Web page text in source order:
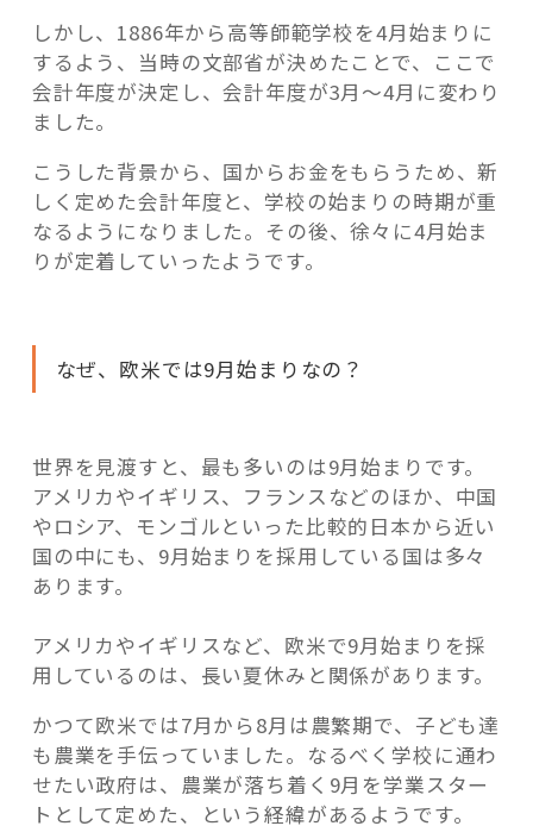
しかし、1886年から高等師範学校を4月始まりに
するよう、当時の文部省が決めたことで、ここで
会計年度が決定し、会計年度が3月～4月に変わり
ました。
こうした背景から、国からお金をもらうため、新
しく定めた会計年度と、学校の始まりの時期が重
なるようになりました。その後、徐々に4月始ま
りが定着していったようです。
なぜ、欧米では9月始まりなの？
世界を見渡すと、最も多いのは9月始まり です。
アメリカやイギリス、フランスなどのほか、中国
やロシア、モンゴルといった比較的日本から近い
国の中にも、9月始まりを採用している国は多々
あります。
アメリカやイギリスなど、欧米で9月始まりを採
用しているのは、長い夏休みと関係があります。
かつて欧米では7月から8月は農繁期で、子ども達
も農業を手伝っていました。なるべく学校に通わ
せたい政府は、農業が落ち着く9月を学業スター
トとして定めた、という経緯があるようです。